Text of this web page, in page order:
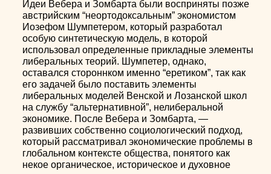
Идеи Вебера и Зомбарта были восприняты позже
австрийским “неортодоксальным” экономистом
Иозефом Шумпетером, который разработал
особую синтетическую модель, в которой
использовал определенные прикладные элементы
либеральных теорий. Шумпетер, однако,
оставался стороннком именно “еретиком”, так как
его задачей было поставить элементы
либеральных моделей Венской и Лозанской школ
на службу “альтернативной”, нелиберальной
экономике. После Вебера и Зомбарта, —
развивших собственно социологический подход,
который рассматривал экономические проблемы в
глобальном контексте общества, понятого как
некое органическое, историческое и духовное